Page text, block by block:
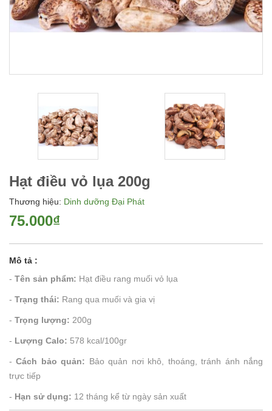
Hạt điều vỏ lụa 200g
Thương hiệu: Dinh dưỡng Đại Phát
75.000₫
Mô tả :
- Tên sản phẩm: Hạt điều rang muối vỏ lụa
- Trạng thái: Rang qua muối và gia vị
- Trọng lượng: 200g
- Lượng Calo: 578 kcal/100gr
-Cách bảo quản: Bảo quản nơi khô, thoáng, tránh ánh nắng
trực tiếp
- Hạn sử dụng: 12 tháng kể từ ngày sản xuất